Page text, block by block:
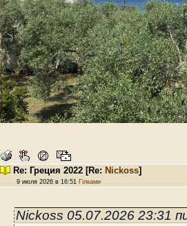
Re: Греция 2022 [Re: Nickoss]
9 июля 2026 в 16:51 Гілками
Nickoss 05.07.2026 23:31